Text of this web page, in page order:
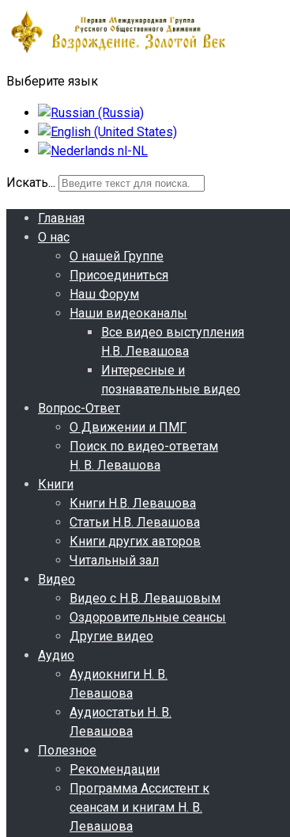
Выберите язык
Искать...
Главная
О нас
О нашей Группе
Присоединиться
Наш Форум
Наши видеоканалы
Все видео выступления
Н.В. Левашова
Интересные и
познавательные видео
Вопрос-Ответ
О Движении и ПМГ
Поиск по видео-ответам
Н. В. Левашова
Книги
Книги Н.В. Левашова
Статьи Н.В. Левашова
Книги других авторов
Читальный зал
Видео
Видео с Н.В. Левашовым
Оздоровительные сеансы
Другие видео
Аудио
Аудиокниги Н. В.
Левашова
Аудиостатьи Н. В.
Левашова
Полезное
Рекомендации
Программа Ассистент к
сеансам и книгам Н. В.
Левашова